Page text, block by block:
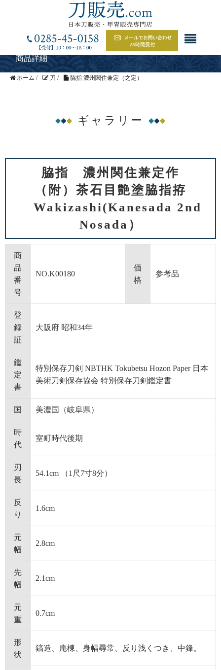
商品詳細
ホーム / 刀 / 脇指 濃州関住兼定（之定）
ギャラリー
脇指 濃州関住兼定作
（附）茶石目艶塗脇指拵
Wakizashi(Kanesada 2nd
Nosada）
商
品
番
号
NO.K00180
価
格
参考品
登
録
証
大阪府 昭和34年
鑑
定
書
特別保存刀剣 NBTHK Tokubetsu Hozon Paper 日本
美術刀剣保存協会 特別保存刀剣鑑定書
国 美濃国（岐阜県）
時
代
室町時代後期
刃
長
54.1cm （1尺7寸8分）
反
り
1.6cm
元
幅
2.8cm
先
幅
2.1cm
元
重
0.7cm
形
状
鎬造、庵棟、身幅尋常、反り浅くつき、中鋒。